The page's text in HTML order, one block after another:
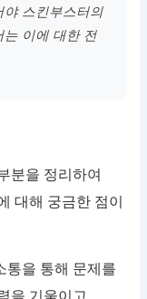
야 스킨부스터의
는 이에 대한 전
분을 정리하여
대해 궁금한 점이
통을 통해 문제를
을 기울이고